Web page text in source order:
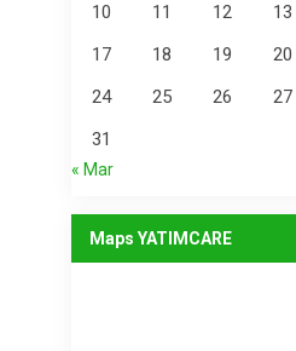
10
11 12 13
17
18 19 20
24
25 26 27
31
« Mar
Maps YATIMCARE